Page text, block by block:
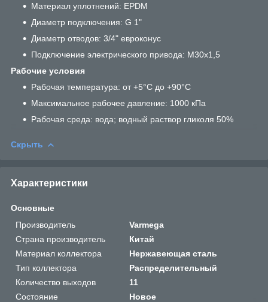
Материал уплотнений: EPDM
Диаметр подключения: G 1"
Диаметр отводов: 3/4" евроконус
Подключение электрического привода: M30x1,5
Рабочие условия
Рабочая температура: от +5°C до +90°C
Максимальное рабочее давление: 1000 кПа
Рабочая среда: вода; водный раствор гликоля 50%
Скрыть
Характеристики
Основные
Производитель
Varmega
Страна производитель
Китай
Материал коллектора
Нержавеющая сталь
Тип коллектора
Распределительный
Количество выходов
11
Состояние
Новое